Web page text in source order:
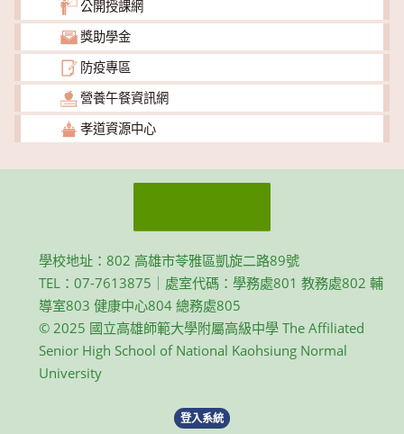
公開授課網
獎助學金
防疫專區
營養午餐資訊網
孝道資源中心
學校地址：802 高雄市苓雅區凱旋二路89號
TEL：07-7613875｜處室代碼：學務處801 教務處802 輔
導室803 健康中心804 總務處805
© 2025 國立高雄師範大學附屬高級中學 The Affiliated
Senior High School of National Kaohsiung Normal
University
登入系統